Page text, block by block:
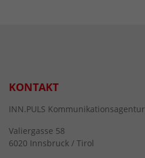
KONTAKT
INN.PULS Kommunikationsagentur
Valiergasse 58
6020 Innsbruck / Tirol